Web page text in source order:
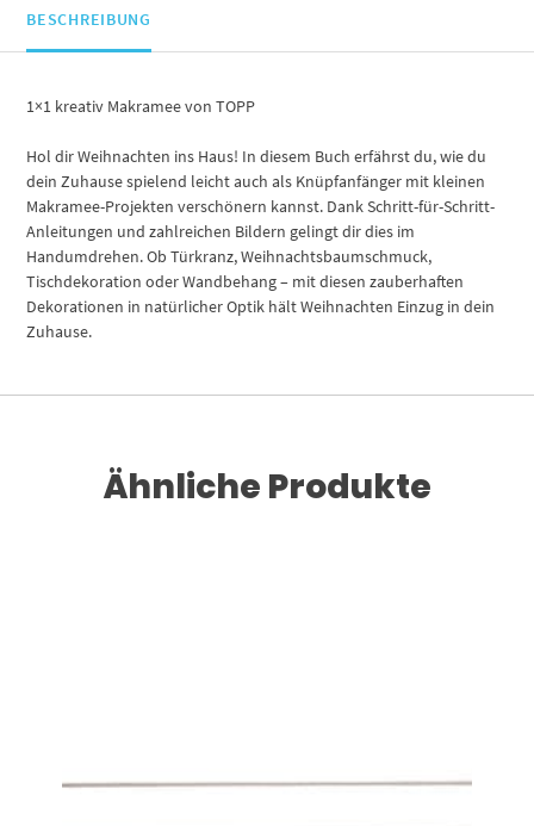
BESCHREIBUNG
1×1 kreativ Makramee von TOPP
Hol dir Weihnachten ins Haus! In diesem Buch erfährst du, wie du
dein Zuhause spielend leicht auch als Knüpfanfänger mit kleinen
Makramee-Projekten verschönern kannst. Dank Schritt-für-Schritt-
Anleitungen und zahlreichen Bildern gelingt dir dies im
Handumdrehen. Ob Türkranz, Weihnachtsbaumschmuck,
Tischdekoration oder Wandbehang – mit diesen zauberhaften
Dekorationen in natürlicher Optik hält Weihnachten Einzug in dein
Zuhause.
Ähnliche Produkte